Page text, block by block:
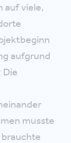
auf viele,
aufgrund
Die
musste